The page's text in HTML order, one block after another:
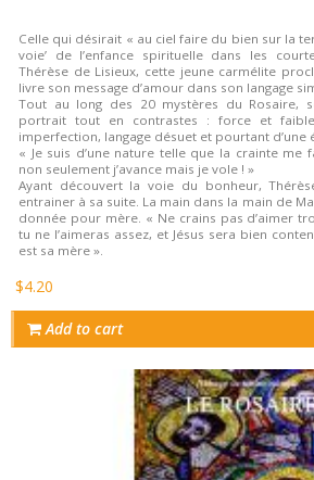
Celle qui désirait « au ciel faire du bien sur la
voie’ de l’enfance spirituelle dans les
Thérèse de Lisieux, cette jeune carmélite
livre son message d’amour dans son langage
Tout au long des 20 mystères du Rosaire,
portrait tout en contrastes : force et
imperfection, langage désuet et pourtant d’une
« Je suis d’une nature telle que la crainte me
non seulement j’avance mais je vole ! »
Ayant découvert la voie du bonheur,
entrainer à sa suite. La main dans la main de
donnée pour mère. « Ne crains pas d’aimer
tu ne l’aimeras assez, et Jésus sera bien
est sa mère ».
$4.20
Add to cart